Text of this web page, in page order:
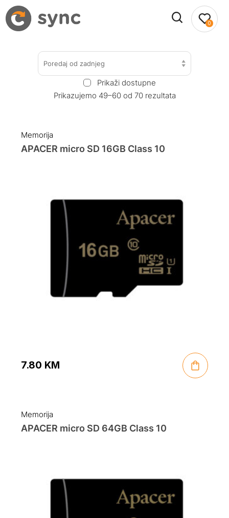
0
Poredaj od zadnjeg
Prikaži dostupne
Prikazujemo 49–60 od 70 rezultata
Memorija
APACER micro SD 16GB Class 10
7.80 KM
Memorija
APACER micro SD 64GB Class 10